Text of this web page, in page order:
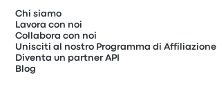
Chi siamo
Lavora con noi
Collabora con noi
Unisciti al nostro Programma di Affiliazione
Diventa un partner API
Blog